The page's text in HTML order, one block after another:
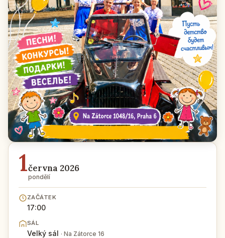
1června 2026
pondělí
ZAČÁTEK
17:00
SÁL
Velký sál · Na Zátorce 16